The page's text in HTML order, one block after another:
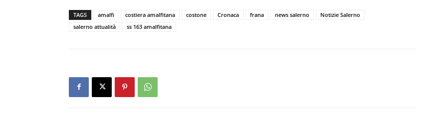
TAGS amalfi costiera amalfitana costone Cronaca frana news salerno
Notizie Salerno
salerno attualità
ss 163 amalfitana